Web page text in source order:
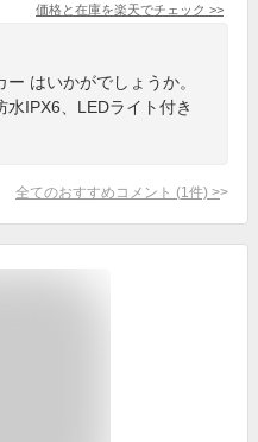
価格と在庫を楽天でチェック >>
はいかがでしょうか。
IPX6、LEDライト付き
全てのおすすめコメント (1 件) >